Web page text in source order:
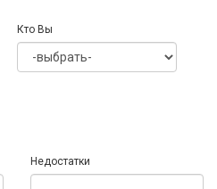
Кто Вы
Недостатки